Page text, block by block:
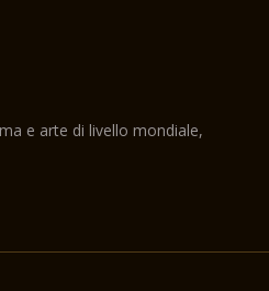
e arte di livello mondiale,